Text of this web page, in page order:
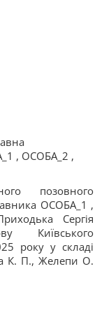
, ОСОБА_2 ,
позовного
ОСОБА_1 ,
Сергія
Київського
року у складі
К. П., Желепи О.